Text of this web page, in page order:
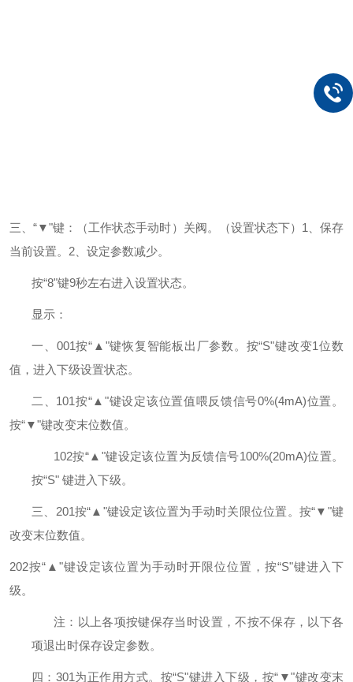
三、“▼"键：（工作状态手动时）关阀。（设置状态下）1
、保存
当前设置。2 、设定参数减少。
按“8"键9秒左右进入设置状态。
显示：
一、 001按“▲"键恢复智能板出厂参数。按“S"键改变1位数
值，进入下级设置状态。
二、 101按“▲"键设定该位置值喂反馈信号0%(4mA)位置。
按“▼"键改变末位数值。
102按“▲"键设定该位置为反馈信号100%(20mA)位置。
按“S" 键进入下级。
三、 201按“▲"键设定该位置为手动时关限位位置。按“▼"键
改变末位数值。
202按“▲"键设定该位置为手动时开限位位置，按“S"键进入下
级。
注：以上各项按键保存当时设置，不按不保存，以下各
项退出时保存设定参数。
四： 301为正作用方式。按“S"键进入下级，按“▼"键改变末